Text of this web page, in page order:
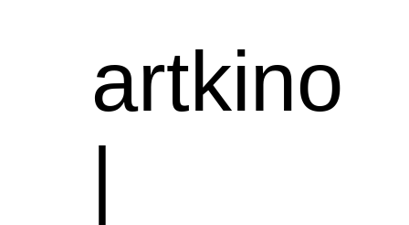
artkino
|